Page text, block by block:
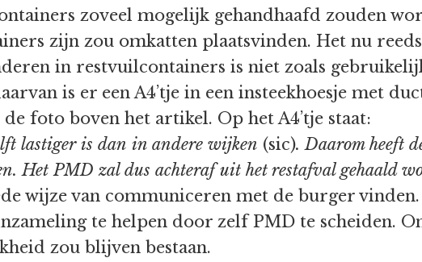
zoveel mogelijk gehandhaafd zouden
zijn zou omkatten plaatsvinden. Het nu
in restvuilcontainers is niet zoals
is er een A4’tje in een insteekhoesje met
foto boven het artikel. Op het A4’tje staat:
lastiger is dan in andere wijken (sic). Daarom heeft
Het PMD zal dus achteraf uit het restafval gehaald
wijze van communiceren met de burger vinden.
te helpen door zelf PMD te scheiden.
zou blijven bestaan.